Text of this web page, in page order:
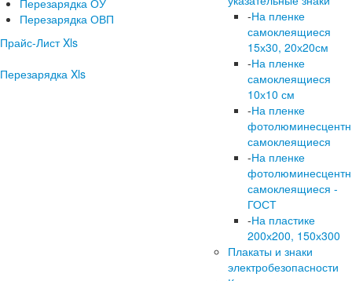
Перезарядка ОУ
Перезарядка ОВП
Прайс-Лист Xls
Перезарядка Xls
-На пленке
самоклеящиеся
15х30, 20х20см
-На пленке
самоклеящиеся
10х10 см
-На пленке
самоклеящиеся
-На пленке
самоклеящиеся -
ГОСТ
-На пластике
200х200, 150х300
Плакаты и знаки
электробезопасности